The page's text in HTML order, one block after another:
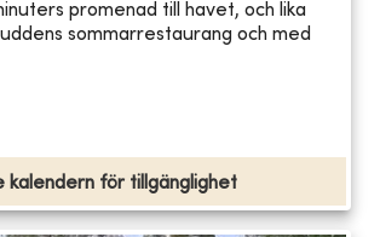
promenad till havet, och lika
sommarrestaurang och med
kalendern för tillgänglighet